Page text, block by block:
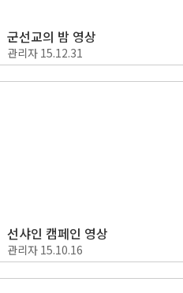
군선교의 밤 영상
관리자 15.12.31
선샤인 캠페인 영상
관리자 15.10.16